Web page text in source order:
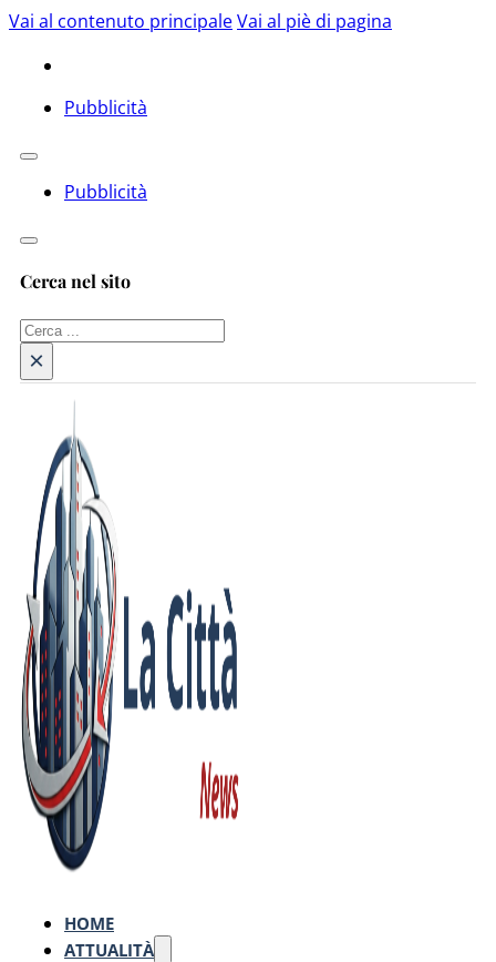
Vai al contenuto principaleVai al piè di pagina
Pubblicità
Pubblicità
Cerca nel sito
Cerca
×
HOME
ATTUALITÀ